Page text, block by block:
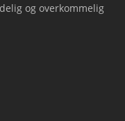
og overkommelig